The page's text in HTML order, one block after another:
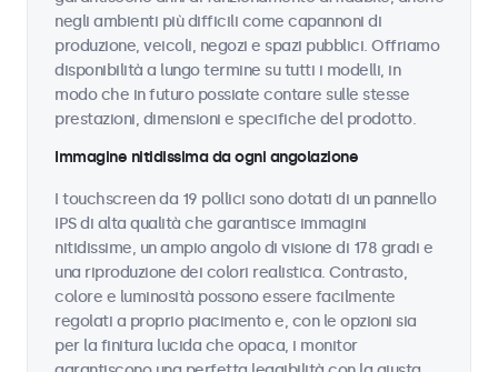
negli ambienti più difficili come capannoni di
produzione, veicoli, negozi e spazi pubblici. Offriamo
disponibilità a lungo termine su tutti i modelli, in
modo che in futuro possiate contare sulle stesse
prestazioni, dimensioni e specifiche del prodotto.
Immagine nitidissima da ogni angolazione
I touchscreen da 19 pollici sono dotati di un pannello
IPS di alta qualità che garantisce immagini
nitidissime, un ampio angolo di visione di 178 gradi e
una riproduzione dei colori realistica. Contrasto,
colore e luminosità possono essere facilmente
regolati a proprio piacimento e, con le opzioni sia
per la finitura lucida che opaca, i monitor